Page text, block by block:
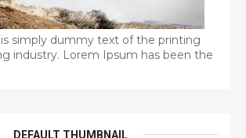
simply dummy text of the printing
industry. Lorem Ipsum has been the
DEFAULT THUMBNAIL